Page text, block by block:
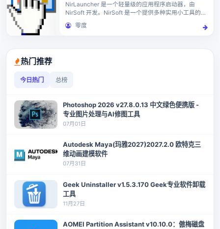
NirLauncher 是一个轻量级的应用程序启动器，由
NirSoft 开发。NirSoft 是一个提供多种实用小工具的网
NirLauncher 允许用户从一个界...
零度
热门推荐
今日热门 总榜
Photoshop 2026 v27.8.0.13 中文绿色便携版 -
专业图片处理与AI修图工具
07月01日
Autodesk Maya(玛雅2027)2027.2.0 欧特克三
维动画建模软件
07月31日
Geek Uninstaller v1.5.3.170 Geek专业软件卸载
工具
11月27日
AOMEI Partition Assistant v10.10.0：傲梅磁盘